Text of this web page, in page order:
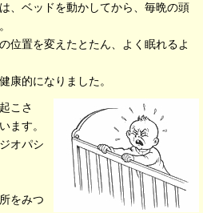
、ベッドを動かしてから、毎晩の頭
位置を変えたとたん、よく眠れるよ
康的になりました。
こさ
ます。
オパシ
をみつ